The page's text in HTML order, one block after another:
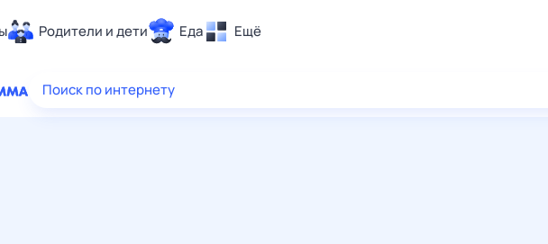
Родители и дети Еда Ещё
Здоровье
Поиск по интернету